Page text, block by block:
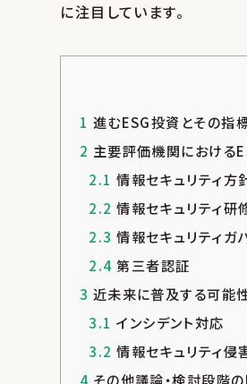
に注目しています。
1 進むESG投資とその指
2 主要評価機関における
2.1 情報セキュリティ方
2.2 情報セキュリティ研
2.3 情報セキュリティガ
2.4 第三者認証
3 近未来に普及する可能
3.1 インシデント対応
3.2 情報セキュリティ侵
4 その他議論・検討段階